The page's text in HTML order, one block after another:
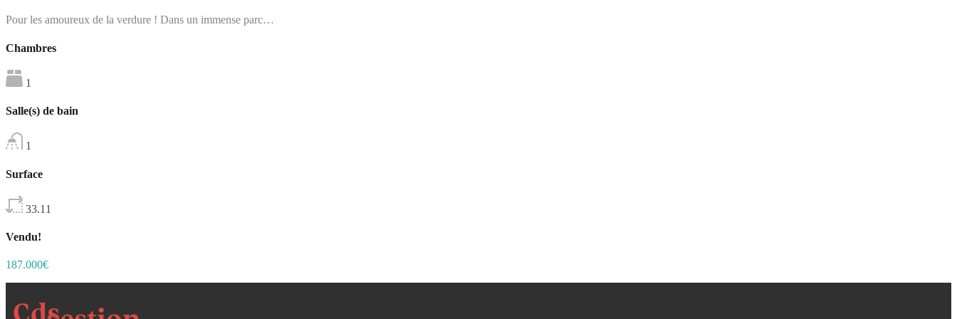
Pour les amoureux de la verdure ! Dans un immense parc…
Chambres
1
Salle(s) de bain
1
Surface
33.11
Vendu!
187.000€